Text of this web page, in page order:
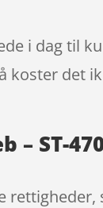
i dag til
koster det
– ST-